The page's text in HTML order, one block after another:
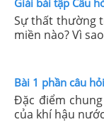
Sự thất thường
miền nào? Vì
Bài 1 phần câu
Đặc điểm
của khí hậu